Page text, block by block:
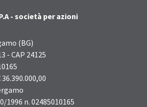
- società per azioni
(BG)
- CAP 24125
1996 n. 02485010165